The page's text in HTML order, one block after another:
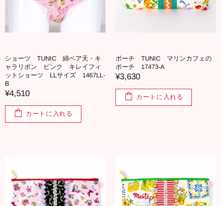
ショーツ TUNIC 綿ベア天・キ
ャラリボン ピンク キレイフィ
ットショーツ LLサイズ 1467LL-
B
¥4,510
カートに入れる
ポーチ TUNIC マリンカフェの
ポーチ 17473-A
¥3,630
カートに入れる